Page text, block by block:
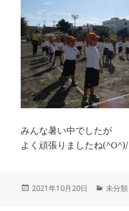
みんな暑い中でしたが
よく頑張りましたね(^O^)/
投
2021年10月20日
カ
未分類